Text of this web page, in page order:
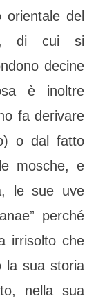
del
di cui si
decine
è inoltre
fa derivare
o dal fatto
mosche, e
le sue uve
perché
irrisolto che
la sua storia
nella sua